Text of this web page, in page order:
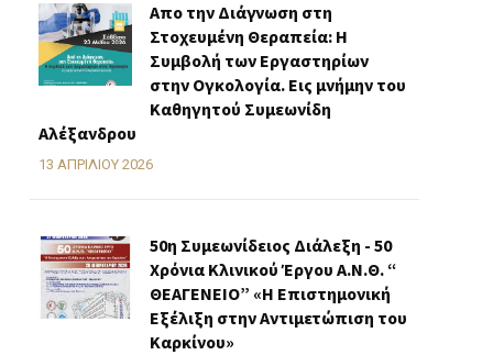
Απο την Διάγνωση στη
Στοχευμένη Θεραπεία: Η
Συμβολή των Εργαστηρίων
στην Ογκολογία. Εις μνήμην του
Καθηγητού Συμεωνίδη
Αλέξανδρου
13 ΑΠΡΙΛΊΟΥ 2026
50η Συμεωνίδειος Διάλεξη - 50
Χρόνια Κλινικού Έργου Α.Ν.Θ. “
ΘΕΑΓΕΝΕΙΟ” «H Επιστημονική
Εξέλιξη στην Αντιμετώπιση του
Καρκίνου»